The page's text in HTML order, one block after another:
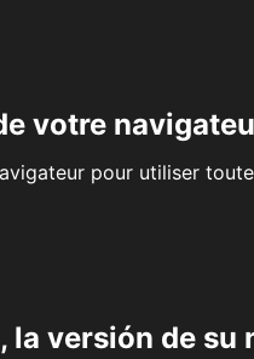
votre
pour utiliser
la versión de su